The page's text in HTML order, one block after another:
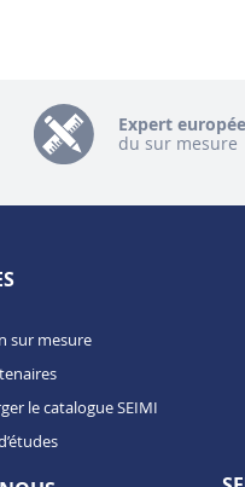
Expert
du sur mesure
sur mesure
le catalogue SEIMI